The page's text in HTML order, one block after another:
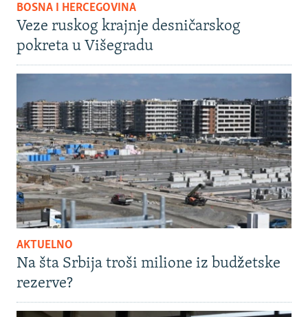
BOSNA I HERCEGOVINA
Veze ruskog krajnje desničarskog
pokreta u Višegradu
AKTUELNO
Na šta Srbija troši milione iz budžetske
rezerve?